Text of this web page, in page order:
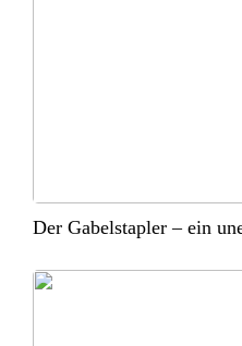
Der Gabelstapler – ein